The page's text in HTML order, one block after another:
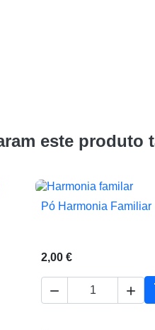
este produto
ao carrinho
 Vista
Pó Harmonia Familiar
2,00 €
 